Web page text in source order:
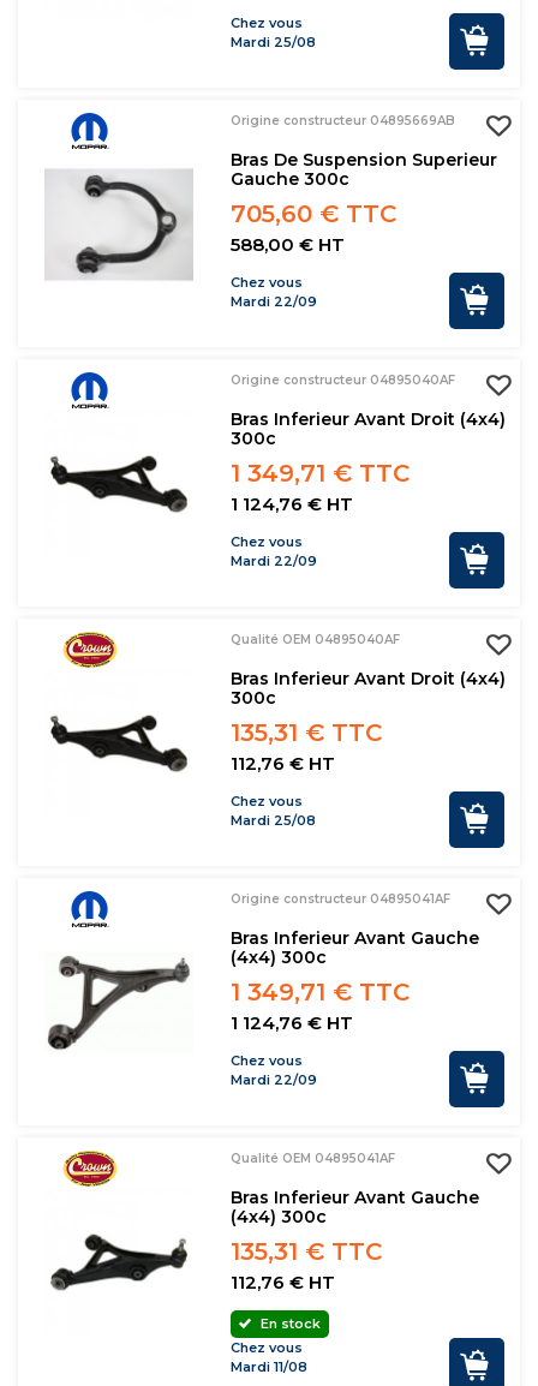
Chez vous
Mardi 25/08
Origine constructeur 04895669AB
Bras De Suspension Superieur
Gauche 300c
705,60 € TTC
588,00 € HT
Chez vous
Mardi 22/09
Origine constructeur 04895040AF
Bras Inferieur Avant Droit (4x4)
300c
1 349,71 € TTC
1 124,76 € HT
Chez vous
Mardi 22/09
Qualité OEM 04895040AF
Bras Inferieur Avant Droit (4x4)
300c
135,31 € TTC
112,76 € HT
Chez vous
Mardi 25/08
Origine constructeur 04895041AF
Bras Inferieur Avant Gauche
(4x4) 300c
1 349,71 € TTC
1 124,76 € HT
Chez vous
Mardi 22/09
Qualité OEM 04895041AF
Bras Inferieur Avant Gauche
(4x4) 300c
135,31 € TTC
112,76 € HT
En stock
Chez vous
Mardi 11/08